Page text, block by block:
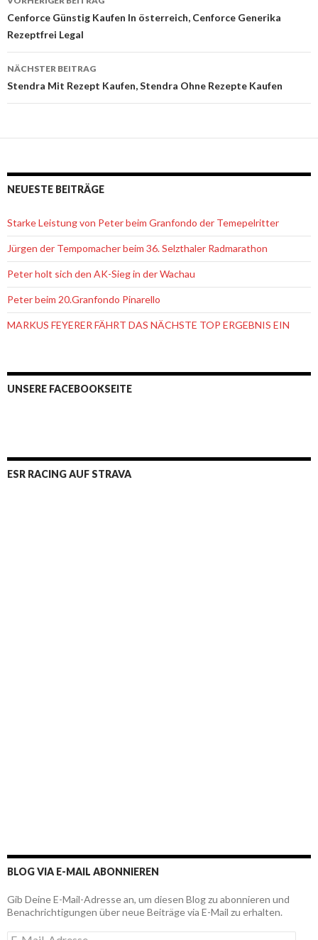
Beitrags-
Navigation
Cenforce Günstig Kaufen In österreich, Cenforce Generika
Rezeptfrei Legal
NÄCHSTER BEITRAG
Stendra Mit Rezept Kaufen, Stendra Ohne Rezepte Kaufen
NEUESTE BEITRÄGE
Starke Leistung von Peter beim Granfondo der Temepelritter
Jürgen der Tempomacher beim 36. Selzthaler Radmarathon
Peter holt sich den AK-Sieg in der Wachau
Peter beim 20.Granfondo Pinarello
MARKUS FEYERER FÄHRT DAS NÄCHSTE TOP ERGEBNIS EIN
UNSERE FACEBOOKSEITE
ESR RACING AUF STRAVA
BLOG VIA E-MAIL ABONNIEREN
Gib Deine E-Mail-Adresse an, um diesen Blog zu abonnieren und
Benachrichtigungen über neue Beiträge via E-Mail zu erhalten.
E